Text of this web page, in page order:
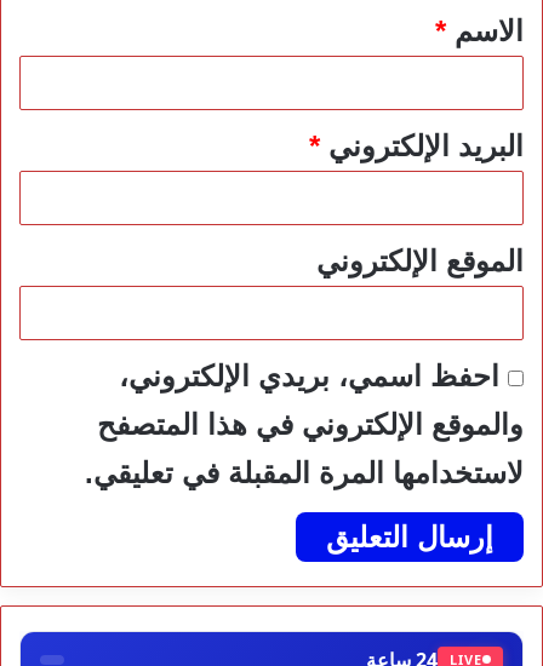
*الاسم*
البريد الإلكتروني*
الموقع الإلكتروني
احفظ اسمي، بريدي الإلكتروني،
والموقع الإلكتروني في هذا المتصفح
لاستخدامها المرة المقبلة في تعليقي.
LIVE 24 ساعة